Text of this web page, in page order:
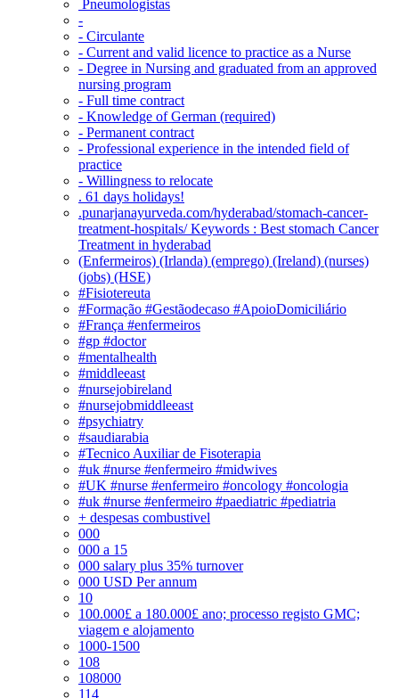
Pneumologistas
-
- Circulante
- Current and valid licence to practice as a Nurse
- Degree in Nursing and graduated from an approved
nursing program
- Full time contract
- Knowledge of German (required)
- Permanent contract
- Professional experience in the intended field of
practice
- Willingness to relocate
. 61 days holidays!
.punarjanayurveda.com/hyderabad/stomach-cancer-
treatment-hospitals/ Keywords : Best stomach Cancer
Treatment in hyderabad
(Enfermeiros) (Irlanda) (emprego) (Ireland) (nurses)
(jobs) (HSE)
#Fisiotereuta
#Formação #Gestãodecaso #ApoioDomiciliário
#França #enfermeiros
#gp #doctor
#mentalhealth
#middleeast
#nursejobireland
#nursejobmiddleeast
#psychiatry
#saudiarabia
#Tecnico Auxiliar de Fisoterapia
#uk #nurse #enfermeiro #midwives
#UK #nurse #enfermeiro #oncology #oncologia
#uk #nurse #enfermeiro #paediatric #pediatria
+ despesas combustivel
000
000 a 15
000 salary plus 35% turnover
000 USD Per annum
10
100.000£ a 180.000£ ano; processo registo GMC;
viagem e alojamento
1000-1500
108
108000
114